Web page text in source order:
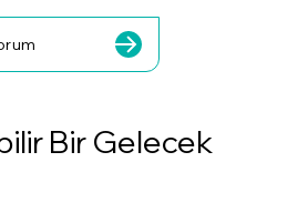
Bir Gelecek